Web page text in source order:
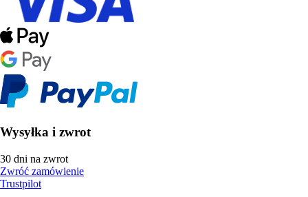
Wysyłka i zwrot
30 dni na zwrot
Zwróć zamówienie
Trustpilot